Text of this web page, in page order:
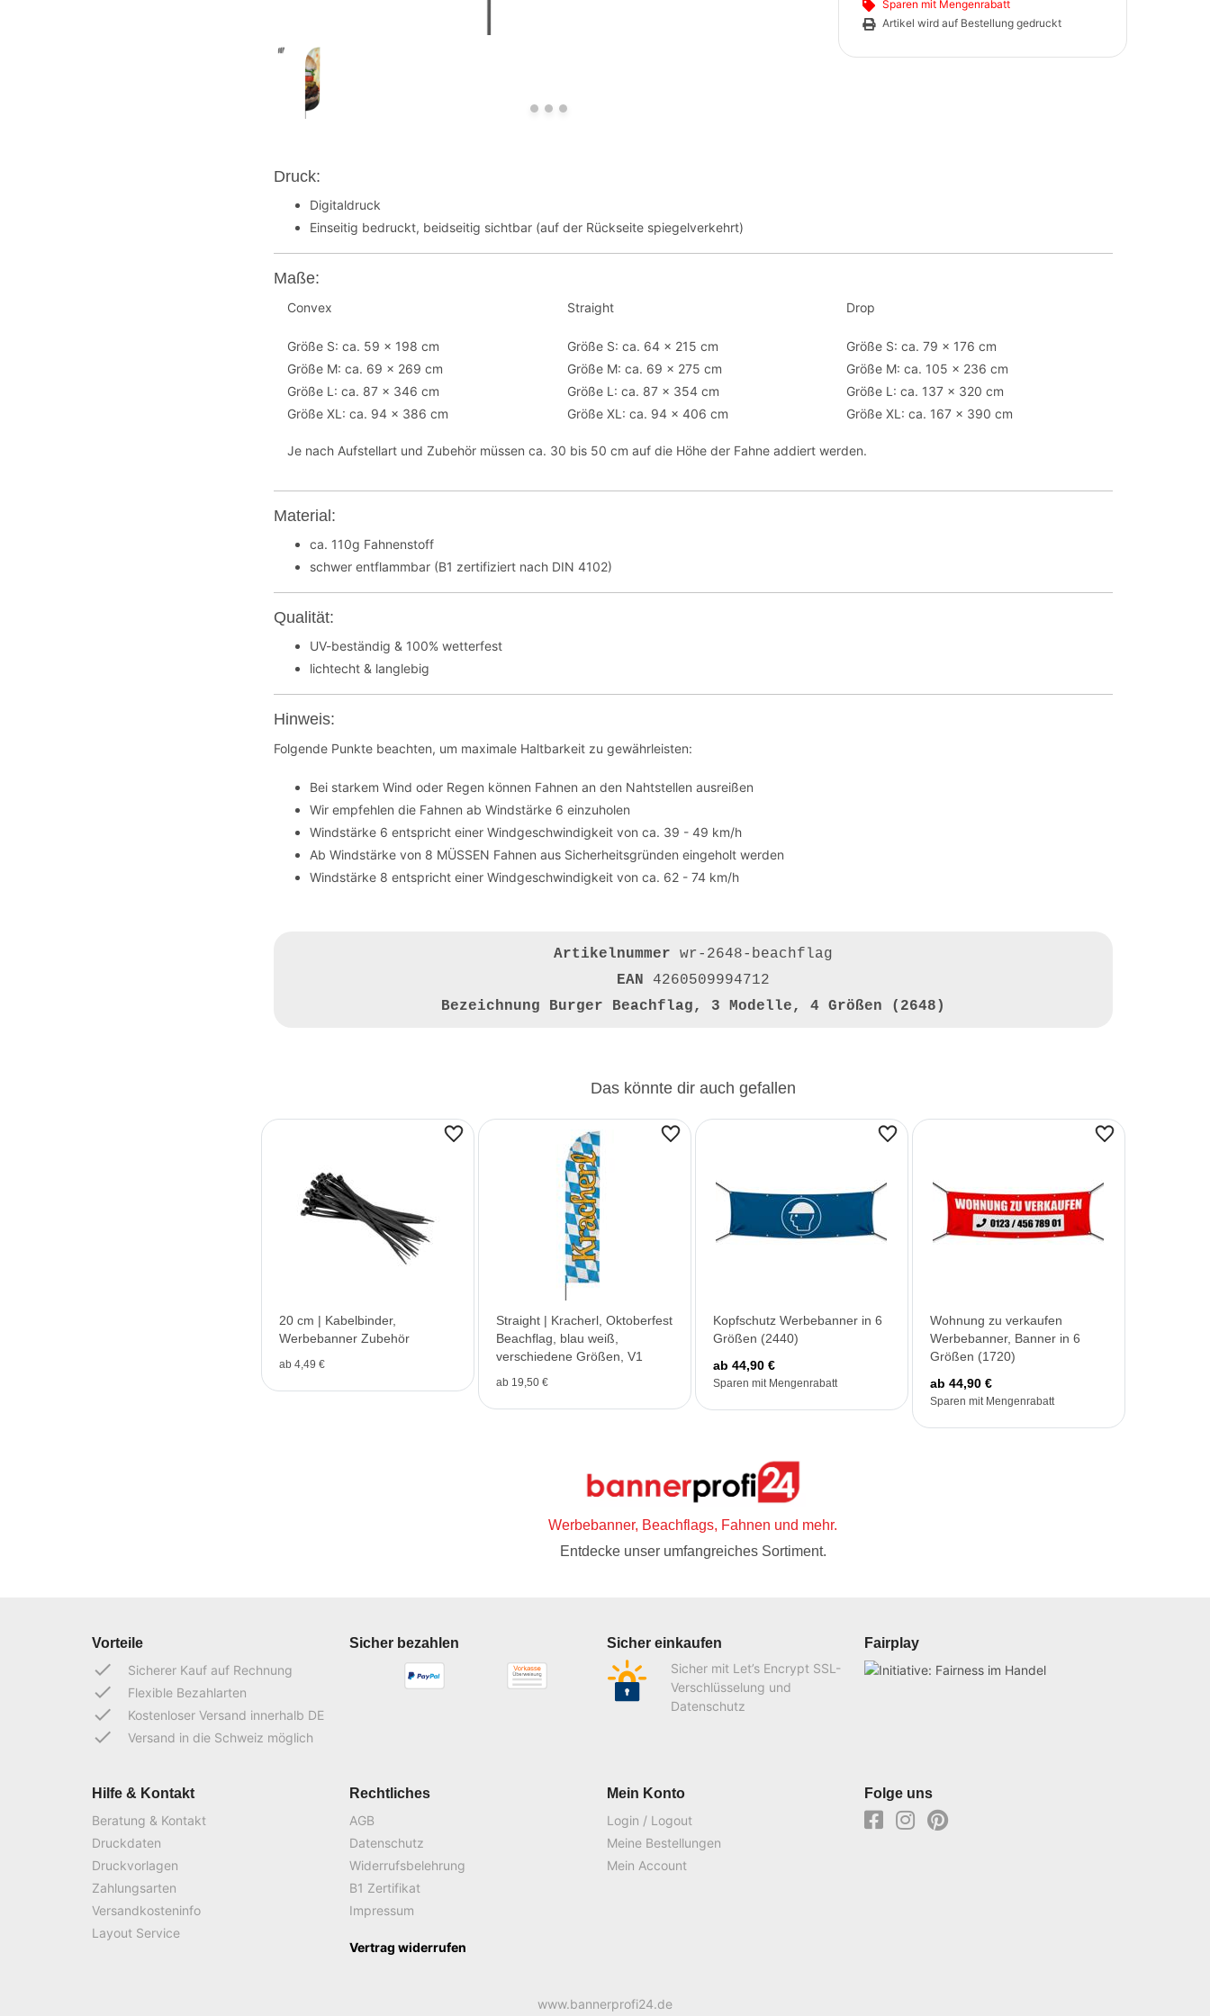
Sparen mit Mengenrabatt
Artikel wird auf Bestellung gedruckt
Druck:
Digitaldruck
Einseitig bedruckt, beidseitig sichtbar (auf der Rückseite spiegelverkehrt)
Maße:
Convex
Größe S: ca. 59 x 198 cm
Größe M: ca. 69 x 269 cm
Größe L: ca. 87 x 346 cm
Größe XL: ca. 94 x 386 cm
Straight
Größe S: ca. 64 x 215 cm
Größe M: ca. 69 x 275 cm
Größe L: ca. 87 x 354 cm
Größe XL: ca. 94 x 406 cm
Drop
Größe S: ca. 79 x 176 cm
Größe M: ca. 105 x 236 cm
Größe L: ca. 137 x 320 cm
Größe XL: ca. 167 x 390 cm
Je nach Aufstellart und Zubehör müssen ca. 30 bis 50 cm auf die Höhe der Fahne addiert werden.
Material:
ca. 110g Fahnenstoff
schwer entflammbar (B1 zertifiziert nach DIN 4102)
Qualität:
UV-beständig & 100% wetterfest
lichtecht & langlebig
Hinweis:
Folgende Punkte beachten, um maximale Haltbarkeit zu gewährleisten:
Bei starkem Wind oder Regen können Fahnen an den Nahtstellen ausreißen
Wir empfehlen die Fahnen ab Windstärke 6 einzuholen
Windstärke 6 entspricht einer Windgeschwindigkeit von ca. 39 - 49 km/h
Ab Windstärke von 8 MÜSSEN Fahnen aus Sicherheitsgründen eingeholt werden
Windstärke 8 entspricht einer Windgeschwindigkeit von ca. 62 - 74 km/h
Artikelnummer wr-2648-beachflag
EAN 4260509994712
Bezeichnung Burger Beachflag, 3 Modelle, 4 Größen (2648)
Das könnte dir auch gefallen
20 cm | Kabelbinder,
Werbebanner Zubehör
ab 4,49 €
Straight | Kracherl, Oktoberfest
Beachflag, blau weiß,
verschiedene Größen, V1
ab 19,50 €
Kopfschutz Werbebanner in 6
Größen (2440)
ab 44,90 €
Sparen mit Mengenrabatt
Wohnung zu verkaufen
Werbebanner, Banner in 6
Größen (1720)
ab 44,90 €
Sparen mit Mengenrabatt
Werbebanner, Beachflags, Fahnen und mehr.
Entdecke unser umfangreiches Sortiment.
Vorteile
done Sicherer Kauf auf Rechnung
done Flexible Bezahlarten
done Kostenloser Versand innerhalb DE
done Versand in die Schweiz möglich
Sicher bezahlen
Sicher einkaufen
Sicher mit Let’s Encrypt SSL-
Verschlüsselung und
Datenschutz
Fairplay
Hilfe & Kontakt
Beratung & Kontakt
Druckdaten
Druckvorlagen
Zahlungsarten
Versandkosteninfo
Layout Service
Rechtliches
AGB
Datenschutz
Widerrufsbelehrung
B1 Zertifikat
Impressum
Vertrag widerrufen
Mein Konto
Login / Logout
Meine Bestellungen
Mein Account
Folge uns
www.bannerprofi24.de